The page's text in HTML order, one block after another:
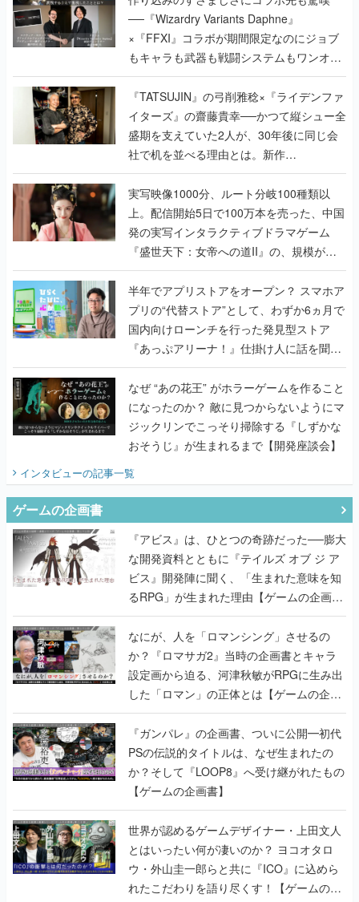
──『Wizardry Variants Daphne』
×『FFXI』コラボが期間限定なのにジョブ
もキャラも武器も戦闘システムもワンオフ
で作り込まれた理由を両ディレクターに聞
く
『TATSUJIN』の弓削雅稔×『ライデンファ
イターズ』の齋藤貴幸──かつて縦シュー全
盛期を支えていた2人が、30年後に同じ会
社で机を並べる理由とは。新作
『TATSUJIN EXTREME』で初タッグを組
んだレジェンド2人に訊く開発秘話
実写映像1000分、ルート分岐100種類以
上。配信開始5日で100万本を売った、中国
発の実写インタラクティブドラマゲーム
『盛世天下：女帝への道II』の、規模が違
うこだわりをプロデューサーに聞いた
半年でアプリストアをオープン？ スマホア
プリの“代替ストア”として、わずか6ヵ月で
国内向けローンチを行った発見型ストア
『あっぷアリーナ！』仕掛け人に話を聞い
てみた
なぜ “あの花王” がホラーゲームを作ること
になったのか？ 敵に見つからないようにマ
ジックリンでこっそり掃除する『しずかな
おそうじ』が生まれるまで【開発座談会】
インタビューの記事一覧
ゲームの企画書
『アビス』は、ひとつの奇跡だった──膨大
な開発資料とともに『テイルズ オブ ジ ア
ビス』開発陣に聞く、「生まれた意味を知
るRPG」が生まれた理由【ゲームの企画
書】
なにが、人を「ロマンシング」させるの
か？『ロマサガ2』当時の企画書とキャラ
設定画から迫る、河津秋敏がRPGに生み出
した「ロマン」の正体とは【ゲームの企画
書】
『ガンパレ』の企画書、ついに公開━初代
PSの伝説的タイトルは、なぜ生まれたの
か？そして『LOOP8』へ受け継がれたもの
【ゲームの企画書】
世界が認めるゲームデザイナー・上田文人
とはいったい何が凄いのか？ ヨコオタロ
ウ・外山圭一郎らと共に『ICO』に込めら
れたこだわりを語り尽くす！【ゲームの企